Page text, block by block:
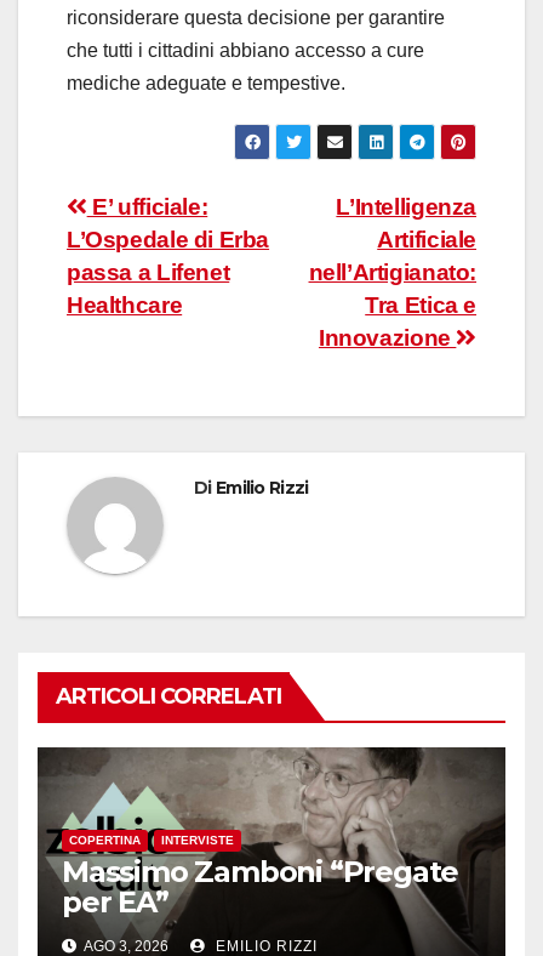
riconsiderare questa decisione per garantire
che tutti i cittadini abbiano accesso a cure
mediche adeguate e tempestive.
Navigazione
articoli
L’Intelligenza
Artificiale
nell’Artigianato:
Tra Etica e
Innovazione
E’ ufficiale:
L’Ospedale di Erba
passa a Lifenet
Healthcare
Di Emilio Rizzi
ARTICOLI CORRELATI
COPERTINA INTERVISTE
Massimo Zamboni “Pregate
per EA”
AGO 3, 2026 EMILIO RIZZI